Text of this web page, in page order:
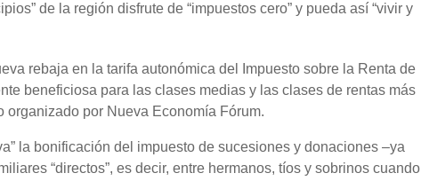
de la región disfrute de “impuestos cero” y pueda así “vivir y
rebaja en la tarifa autonómica del Impuesto sobre la Renta de
beneficiosa para las clases medias y las clases de rentas más
organizado por Nueva Economía Fórum.
la bonificación del impuesto de sucesiones y donaciones –ya
“directos”, es decir, entre hermanos, tíos y sobrinos cuando